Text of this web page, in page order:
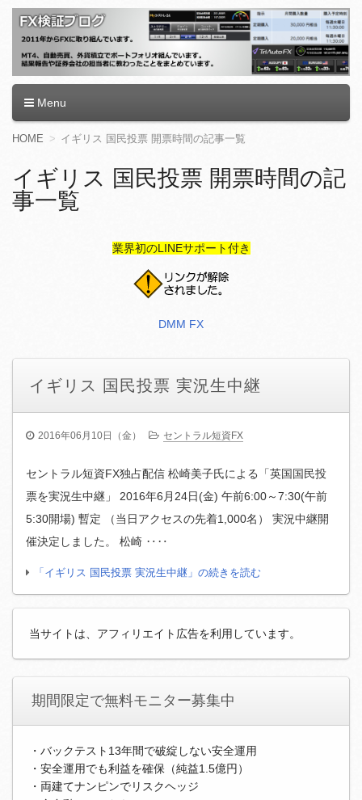
FX検証ブログ
Menu
コ
テ
ツ
HOME イギリス 国民投票 開票時間の記事一覧
イギリス 国民投票 開票時間の記
事一覧
業界初のLINEサポート付き
DMM FX
イギリス 国民投票 実況生中継
2016年06月10日（金） セントラル短資FX
セントラル短資FX独占配信 松崎美子氏による「英国国民投
票を実況生中継」 2016年6月24日(金) 午前6:00～7:30(午前
5:30開場) 暫定 （当日アクセスの先着1,000名） 実況中継開
催決定しました。 松崎 ‥‥
「イギリス 国民投票 実況生中継」の続きを読む
当サイトは、アフィリエイト広告を利用しています。
期間限定で無料モニター募集中
・バックテスト13年間で破綻しない安全運用
・安全運用でも利益を確保（純益1.5億円）
・両建てナンピンでリスクヘッジ